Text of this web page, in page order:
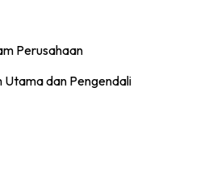
Perusahaan
Utama dan Pengendali